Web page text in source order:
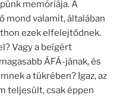
memóriája. A
mond valamit, általában
ezek elfelejtődnek.
Vagy a beígért
ÁFÁ-jának, és
a tükrében? Igaz, az
teljesült, csak éppen